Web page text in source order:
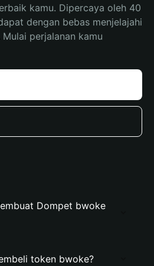
kamu. Dipercaya oleh 40
dengan bebas menjelajahi
perjalanan kamu
Dompet bwoke
token bwoke?